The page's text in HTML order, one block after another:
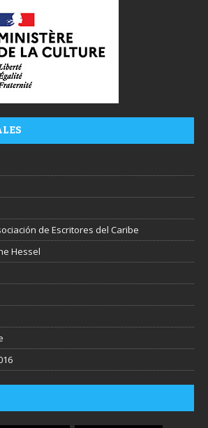
de Escritores del Caribe
Hessel